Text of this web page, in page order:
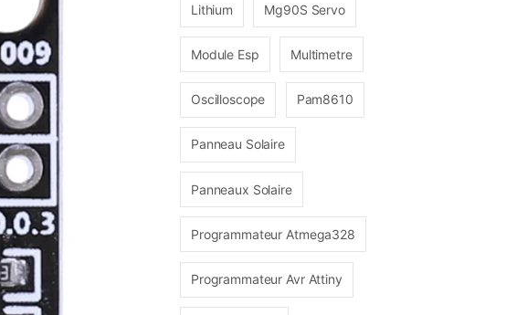
Lithium Mg90S Servo
Module Esp Multimetre
Oscilloscope Pam8610
Panneau Solaire
Panneaux Solaire
Programmateur Atmega328
Programmateur Avr Attiny